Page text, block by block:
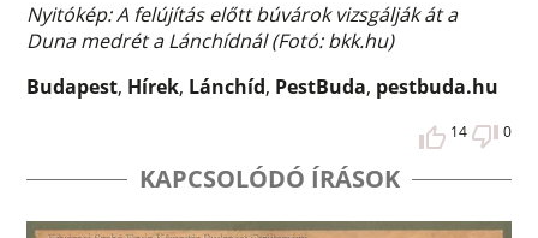
Nyitókép: A felújítás előtt búvárok vizsgálják át a
Duna medrét a Lánchídnál (Fotó: bkk.hu)
Budapest, Hírek, Lánchíd, PestBuda, pestbuda.hu
14 0
KAPCSOLÓDÓ ÍRÁSOK